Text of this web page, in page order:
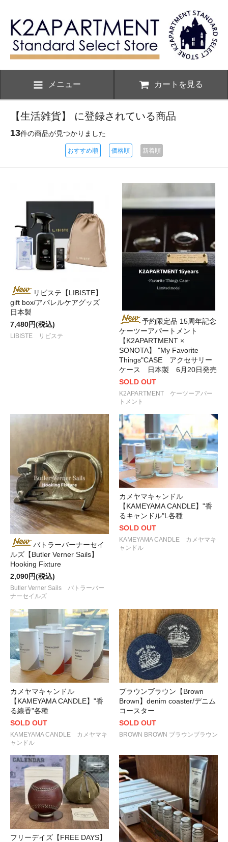
メニュー カートを見る
【生活雑貨】 に登録されている商品
13件の商品が見つかりました
おすすめ順 価格順 新着順
リビステ【LIBISTE】
gift box/アパレルケアグッズ
日本製
7,480円(税込)
LIBISTE リビステ
予約限定品 15周年記念
ケーツーアパートメント
【K2APARTMENT ×
SONOTA】 "My Favorite
Things"CASE アクセサリー
ケース 日本製 6月20日発売
SOLD OUT
K2APARTMENT ケーツーアパー
トメント
バトラーバーナーセイ
ルズ【Butler Verner Sails】
Hooking Fixture
2,090円(税込)
Butler Verner Sails バトラーバー
ナーセイルズ
カメヤマキャンドル
【KAMEYAMA CANDLE】"香
るキャンドル"L各種
SOLD OUT
KAMEYAMA CANDLE カメヤマキ
ャンドル
カメヤマキャンドル
【KAMEYAMA CANDLE】"香
る線香"各種
SOLD OUT
KAMEYAMA CANDLE カメヤマキ
ャンドル
ブラウンブラウン【Brown
Brown】denim coaster/デニム
コースター
SOLD OUT
BROWN BROWN ブラウンブラウン
フリーデイズ【FREE DAYS】